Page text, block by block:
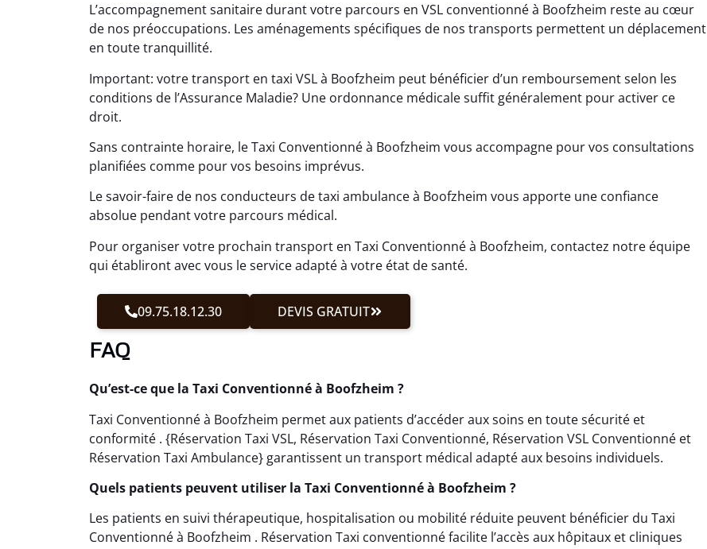
L’accompagnement sanitaire durant votre parcours en VSL conventionné à Boofzheim reste au cœur
de nos préoccupations. Les aménagements spécifiques de nos transports permettent un déplacement
en toute tranquillité.
Important: votre transport en taxi VSL à Boofzheim peut bénéficier d’un remboursement selon les
conditions de l’Assurance Maladie? Une ordonnance médicale suffit généralement pour activer ce
droit.
Sans contrainte horaire, le Taxi Conventionné à Boofzheim vous accompagne pour vos consultations
planifiées comme pour vos besoins imprévus.
Le savoir-faire de nos conducteurs de taxi ambulance à Boofzheim vous apporte une confiance
absolue pendant votre parcours médical.
Pour organiser votre prochain transport en Taxi Conventionné à Boofzheim, contactez notre équipe
qui établiront avec vous le service adapté à votre état de santé.
09.75.18.12.30 DEVIS GRATUIT
FAQ
Qu’est-ce que la Taxi Conventionné à Boofzheim ?
Taxi Conventionné à Boofzheim permet aux patients d’accéder aux soins en toute sécurité et
conformité . {Réservation Taxi VSL, Réservation Taxi Conventionné, Réservation VSL Conventionné et
Réservation Taxi Ambulance} garantissent un transport médical adapté aux besoins individuels.
Quels patients peuvent utiliser la Taxi Conventionné à Boofzheim ?
Les patients en suivi thérapeutique, hospitalisation ou mobilité réduite peuvent bénéficier du Taxi
Conventionné à Boofzheim . Réservation Taxi conventionné facilite l’accès aux hôpitaux et cliniques